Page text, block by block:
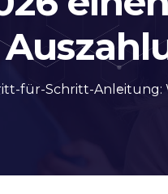
für-Schritt-Anleitung: